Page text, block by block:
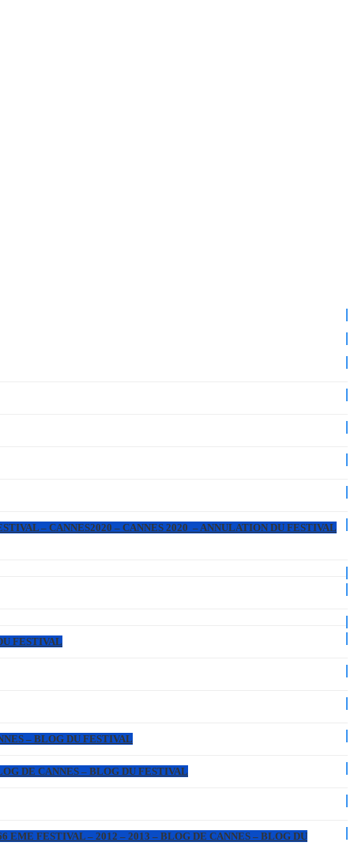
– CANNES2020 – CANNES 2020 – ANNULATION DU FESTIVAL
FESTIVAL
– BLOG DU FESTIVAL
DE CANNES – BLOG DU FESTIVAL
FESTIVAL – 2012 – 2013 – BLOG DE CANNES – BLOG DU